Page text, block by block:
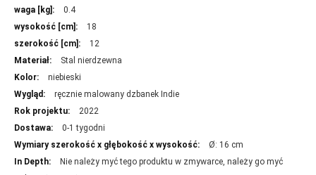
informacji
0.4
18
12
Stal nierdzewna
niebieski
ręcznie malowany dzbanek Indie
2022
0-1 tygodni
Ø: 16 cm
Nie należy myć tego produktu w zmywarce, należy go myć